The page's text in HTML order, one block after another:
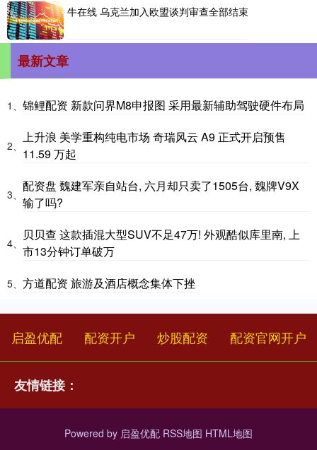
牛在线 乌克兰加入欧盟谈判审查全部结束
最新文章
1、 锦鲤配资 新款问界M8申报图 采用最新辅助驾驶硬件布局
2、
上升浪 美学重构纯电市场 奇瑞风云 A9 正式开启预售
11.59 万起
3、
配资盘 魏建军亲自站台, 六月却只卖了1505台, 魏牌V9X
输了吗?
4、
贝贝查 这款插混大型SUV不足47万! 外观酷似库里南, 上
市13分钟订单破万
5、 方道配资 旅游及酒店概念集体下挫
启盈优配 配资开户 炒股配资 配资官网开户
友情链接：
Powered by 启盈优配 RSS地图 HTML地图